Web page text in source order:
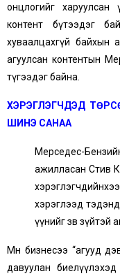
онцлогийг харуулсан
контент бүтээдэг
хуваалцахгүй байхын
агуулсан контентын
түгээдэг байна.
ХЭРЭГЛЭГЧДЭД
ШИНЭ САНАА
Мерседес-
ажилласан Стив
хэрэглээд
үүнийг зөв
Мөн бизнесээ “агууд
давуулан